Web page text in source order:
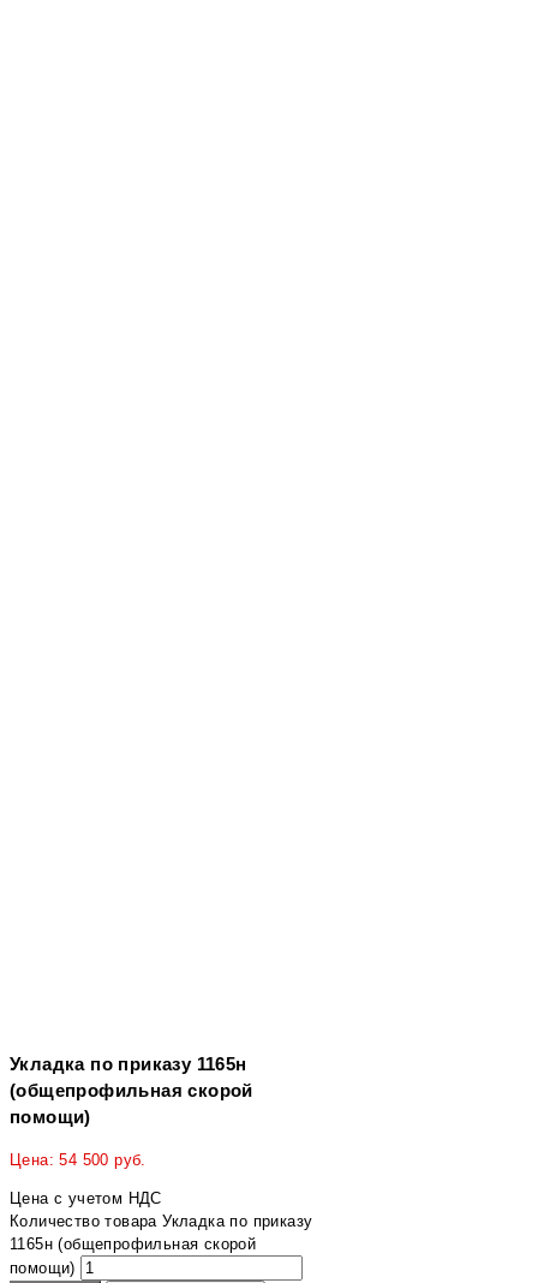
Укладка по приказу 1165н
(общепрофильная скорой
помощи)
Цена:54 500 руб.
Цена с учетом НДС
Количество товара Укладка по приказу
1165н (общепрофильная скорой
помощи)